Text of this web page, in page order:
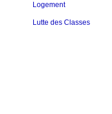
Logement
Lutte des Classes